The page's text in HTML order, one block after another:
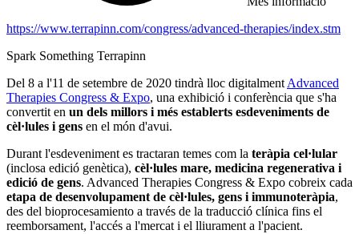
https://www.terrapinn.com/congress/advanced-therapies/index.stm
Spark Something Terrapinn
Del 8 a l'11 de setembre de 2020 tindrà lloc digitalmentAdvanced
Therapies Congress & Expo, una exhibició i conferència que s'ha
convertit en un dels millors i més establerts esdeveniments de
cèl·lules i gens en el món d'avui.
Durant l'esdeveniment es tractaran temes com la teràpia cel·lular
(inclosa edició genètica), cèl·lules mare, medicina regenerativa i
edició de gens. Advanced Therapies Congress & Expo cobreix cada
etapa de desenvolupament de cèl·lules, gens i immunoteràpia,
des del bioprocesamiento a través de la traducció clínica fins el
reemborsament, l'accés a l'mercat i el lliurament a l'pacient.